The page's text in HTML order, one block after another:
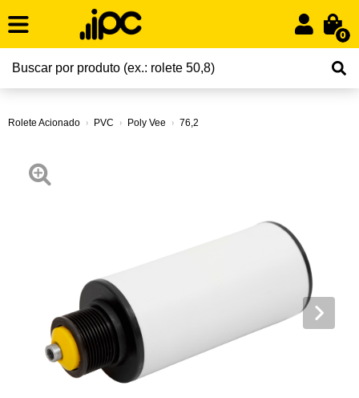
0
Rolete Acionado PVC Poly Vee 76,2